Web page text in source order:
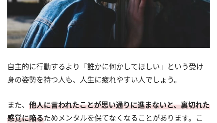
自主的に行動するより「誰かに何かしてほしい」という受け
身の姿勢を持つ人も、人生に疲れやすい人でしょう。
また、 他人に言われたことが思い通りに進まないと、裏切れた
感覚に陥るためメンタルを保てなくなることがあります。こ